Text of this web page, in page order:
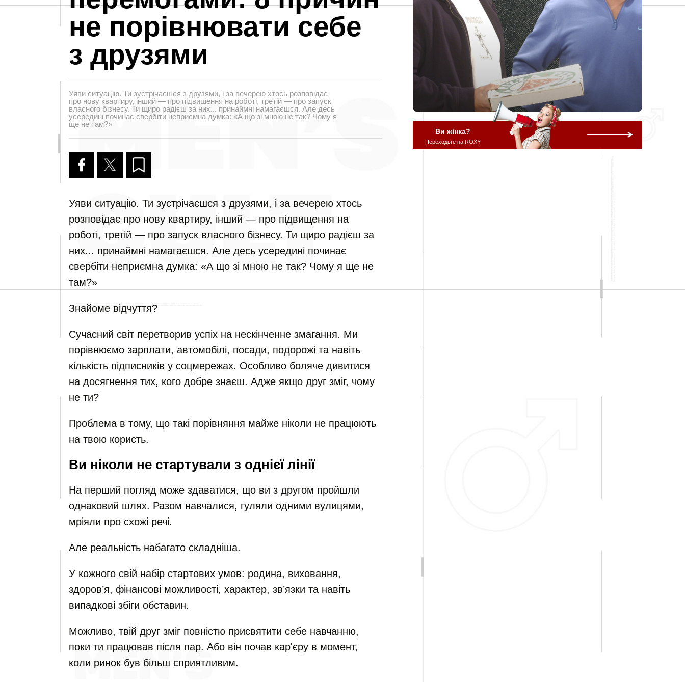
не порівнювати себе
з друзями
Уяви ситуацію. Ти зустрічаєшся з друзями, і за вечерею хтось розповідає
про нову квартиру, інший — про підвищення на роботі, третій — про запуск
власного бізнесу. Ти щиро радієш за них... принаймні намагаєшся. Але десь
усередині починає свербіти неприємна думка: «А що зі мною не так? Чому я
ще не там?»
Уяви ситуацію. Ти зустрічаєшся з друзями, і за вечерею хтось
розповідає про нову квартиру, інший — про підвищення на
роботі, третій — про запуск власного бізнесу. Ти щиро радієш за
них... принаймні намагаєшся. Але десь усередині починає
свербіти неприємна думка: «А що зі мною не так? Чому я ще не
там?»
Знайоме відчуття?
Сучасний світ перетворив успіх на нескінченне змагання. Ми
порівнюємо зарплати, автомобілі, посади, подорожі та навіть
кількість підписників у соцмережах. Особливо боляче дивитися
на досягнення тих, кого добре знаєш. Адже якщо друг зміг, чому
не ти?
Проблема в тому, що такі порівняння майже ніколи не працюють
на твою користь.
Ви ніколи не стартували з однієї лінії
На перший погляд може здаватися, що ви з другом пройшли
однаковий шлях. Разом навчалися, гуляли одними вулицями,
мріяли про схожі речі.
Але реальність набагато складніша.
У кожного свій набір стартових умов: родина, виховання,
здоров’я, фінансові можливості, характер, зв’язки та навіть
випадкові збіги обставин.
Можливо, твій друг зміг повністю присвятити себе навчанню,
поки ти працював після пар. Або він почав кар'єру в момент,
коли ринок був більш сприятливим.
Ви жінка?
Переходьте на ROXY